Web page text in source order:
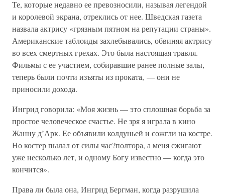
Те, которые недавно ее превозносили, называя легендой
и королевой экрана, отреклись от нее. Шведская газета
назвала актрису «грязным пятном на репутации страны».
Американские таблоиды захлебывались, обвиняя актрису
во всех смертных грехах. Это была настоящая травля.
Фильмы с ее участием, собиравшие ранее полные залы,
теперь были почти изъяты из проката, — они не
приносили дохода.
Ингрид говорила: «Моя жизнь — это сплошная борьба за
простое человеческое счастье. Не зря я играла в кино
Жанну д’Арк. Ее объявили колдуньей и сожгли на костре.
Но костер пылал от силы час?полтора, а меня сжигают
уже несколько лет, и одному Богу известно — когда это
кончится».
Права ли была она, Ингрид Бергман, когда разрушила